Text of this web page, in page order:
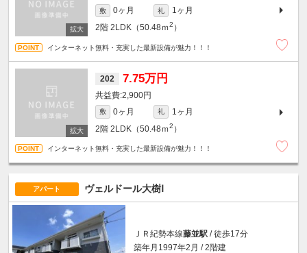
敷 0ヶ月 礼
1ヶ月
2階 2LDK（50.48ｍ2 ）
インターネット無料・充実した最新設備が魅力！！！
202 7.75万円
2,900円
敷 0ヶ月 礼
1ヶ月
2階 2LDK（50.48ｍ2 ）
インターネット無料・充実した最新設備が魅力！！！
アパート ヴェルドール大樹Ⅰ
ＪＲ紀勢本線藤並駅 / 徒歩17分
築年月1997年2月 / 2階建